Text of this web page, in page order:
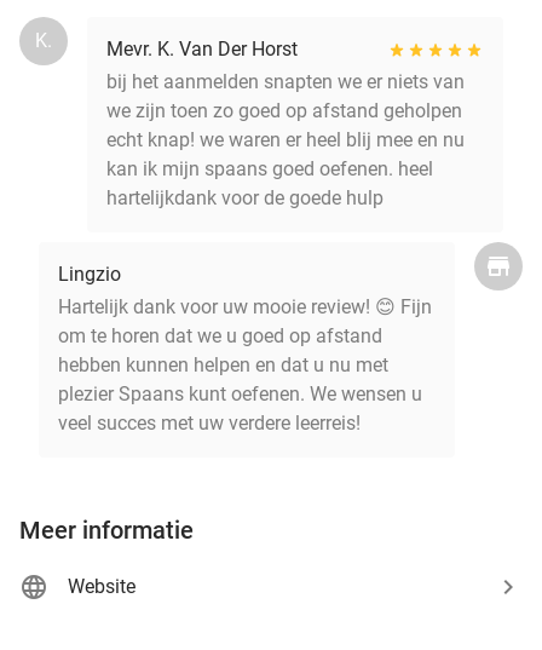
K.
Mevr. K. Van Der Horst
bij het aanmelden snapten we er niets van
we zijn toen zo goed op afstand geholpen
echt knap! we waren er heel blij mee en nu
kan ik mijn spaans goed oefenen. heel
hartelijkdank voor de goede hulp
Lingzio
Hartelijk dank voor uw mooie review! 😊 Fijn
om te horen dat we u goed op afstand
hebben kunnen helpen en dat u nu met
plezier Spaans kunt oefenen. We wensen u
veel succes met uw verdere leerreis!
Meer informatie
Website